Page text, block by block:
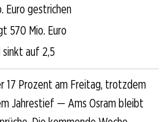
Euro gestrichen
570 Mio. Euro
sinkt auf 2,5
17 Prozent am Freitag, trotzdem
Jahrestief — Ams Osram bleibt